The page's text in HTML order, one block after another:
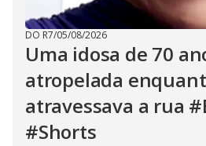
DO R7/05/08/2026
Uma idosa de 70
atropelada
atravessava a rua
#Shorts